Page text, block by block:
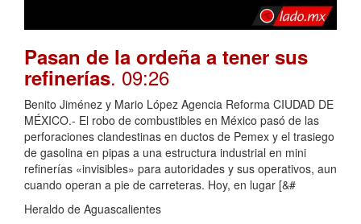
Pasan de la ordeña a tener sus
refinerías. 09:26
Benito Jiménez y Mario López Agencia Reforma CIUDAD DE
MÉXICO.- El robo de combustibles en México pasó de las
perforaciones clandestinas en ductos de Pemex y el trasiego
de gasolina en pipas a una estructura industrial en mini
refinerías «invisibles» para autoridades y sus operativos, aun
cuando operan a pie de carreteras. Hoy, en lugar [&#
Heraldo de Aguascalientes